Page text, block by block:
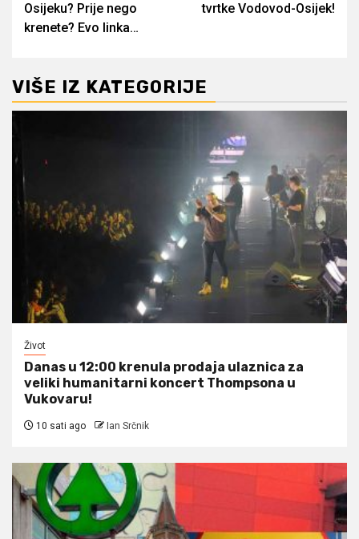
Osijeku? Prije nego
krenete? Evo linka…
tvrtke Vodovod-Osijek!
VIŠE IZ KATEGORIJE
Život
Danas u 12:00 krenula prodaja ulaznica za
veliki humanitarni koncert Thompsona u
Vukovaru!
10 sati ago Ian Srčnik